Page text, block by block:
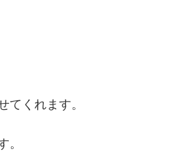
てくれます。
。